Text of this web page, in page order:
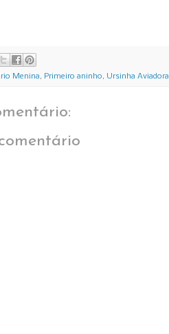
Menina, Primeiro aninho, Ursinha Aviadora